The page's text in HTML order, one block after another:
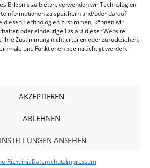
Erlebnis zu bieten, verwenden wir Technologien
zu speichern und/oder darauf
diesen Technologien zustimmen, können wir
oder eindeutige IDs auf dieser Website
Ihre Zustimmung nicht erteilen oder zurückziehen,
und Funktionen beeinträchtigt werden.
AKZEPTIEREN
ABLEHNEN
ANSEHEN
RichtlinieDatenschutzImpressum
in
in der Diakonie Hessen